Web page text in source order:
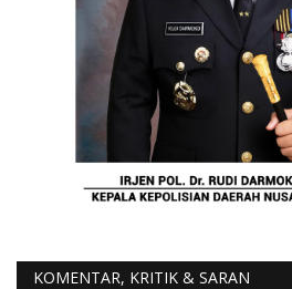
KOMENTAR, KRITIK & SARAN